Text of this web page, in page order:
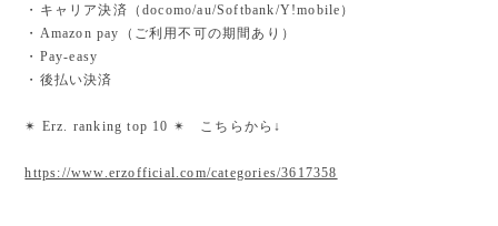
・キャリア決済（docomo/au/Softbank/Y!mobile）
・Amazon pay（ご利用不可の期間あり）
・Pay-easy
・後払い決済
✴︎ Erz. ranking top 10 ✴︎ こちらから↓
https://www.erzofficial.com/categories/3617358